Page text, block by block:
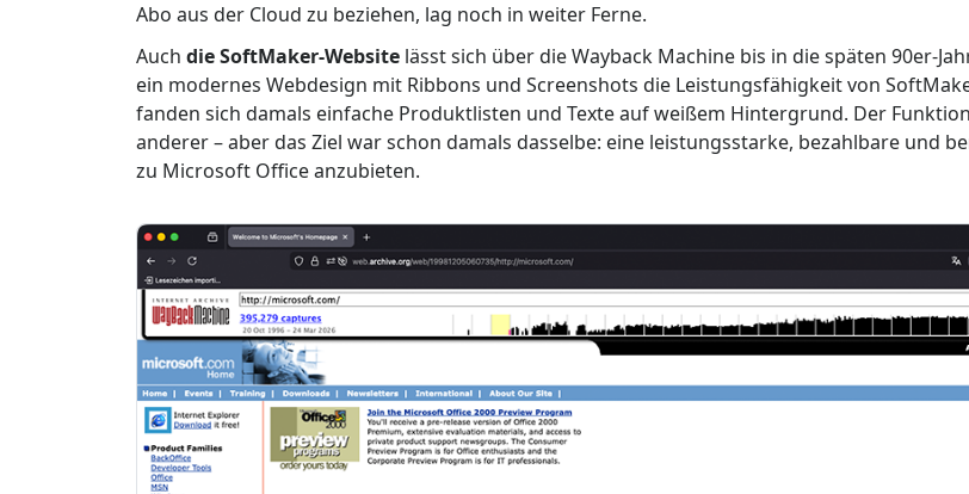
Abo aus der Cloud zu beziehen, lag noch in weiter Ferne.
Auch die SoftMaker-Website lässt sich über die Wayback Machine bis in die späten 90er-
ein modernes Webdesign mit Ribbons und Screenshots die Leistungsfähigkeit von
fanden sich damals einfache Produktlisten und Texte auf weißem Hintergrund. Der
anderer – aber das Ziel war schon damals dasselbe: eine leistungsstarke, bezahlbare und
zu Microsoft Office anzubieten.